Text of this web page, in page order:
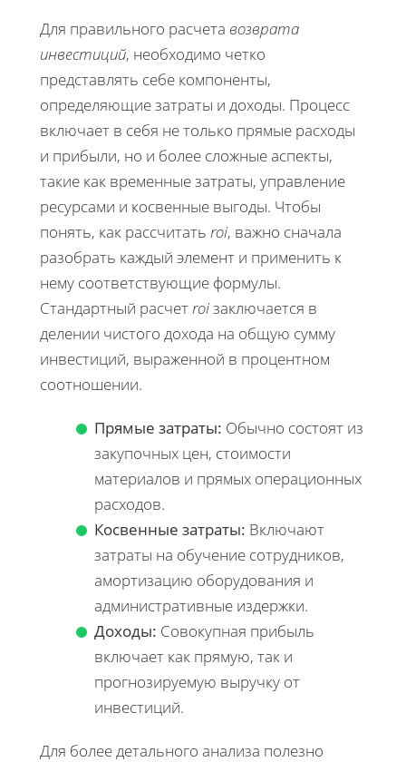
Для правильного расчета возврата
инвестиций, необходимо четко
представлять себе компоненты,
определяющие затраты и доходы. Процесс
включает в себя не только прямые расходы
и прибыли, но и более сложные аспекты,
такие как временные затраты, управление
ресурсами и косвенные выгоды. Чтобы
понять, как рассчитать roi, важно сначала
разобрать каждый элемент и применить к
нему соответствующие формулы.
Стандартный расчетroiзаключается в
делении чистого дохода на общую сумму
инвестиций, выраженной в процентном
соотношении.
Прямые затраты: Обычно состоят из
закупочных цен, стоимости
материалов и прямых операционных
расходов.
Косвенные затраты: Включают
затраты на обучение сотрудников,
амортизацию оборудования и
административные издержки.
Доходы: Совокупная прибыль
включает как прямую, так и
прогнозируемую выручку от
инвестиций.
Для более детального анализа полезно